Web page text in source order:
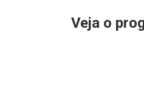
Veja o